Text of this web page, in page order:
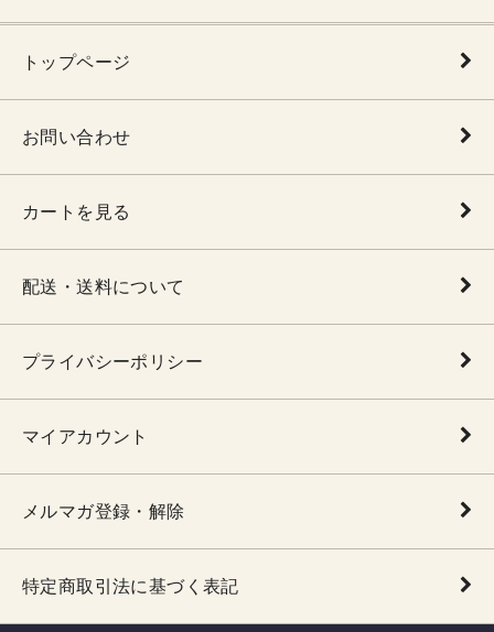
トップページ
お問い合わせ
カートを見る
配送・送料について
プライバシーポリシー
マイアカウント
メルマガ登録・解除
特定商取引法に基づく表記